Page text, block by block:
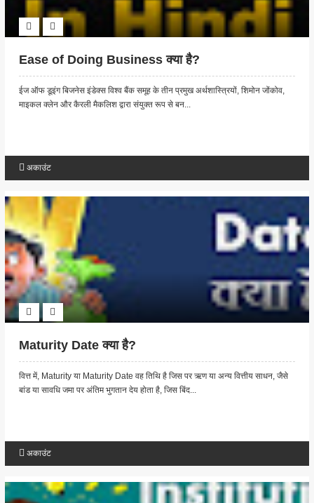
Ease of Doing Business क्या है?
ईज ऑफ डूइंग बिजनेस इंडेक्स विश्व बैंक समूह के तीन प्रमुख अर्थशास्त्रियों, शिमोन जोंकोव,
माइकल क्लेन और कैरली मैकलिश द्वारा संयुक्त रूप से बन...
अकाउंट
Maturity Date क्या है?
वित्त में, Maturity या Maturity Date वह तिथि है जिस पर ऋण या अन्य वित्तीय साधन, जैसे
बांड या सावधि जमा पर अंतिम भुगतान देय होता है, जिस बिंद...
अकाउंट